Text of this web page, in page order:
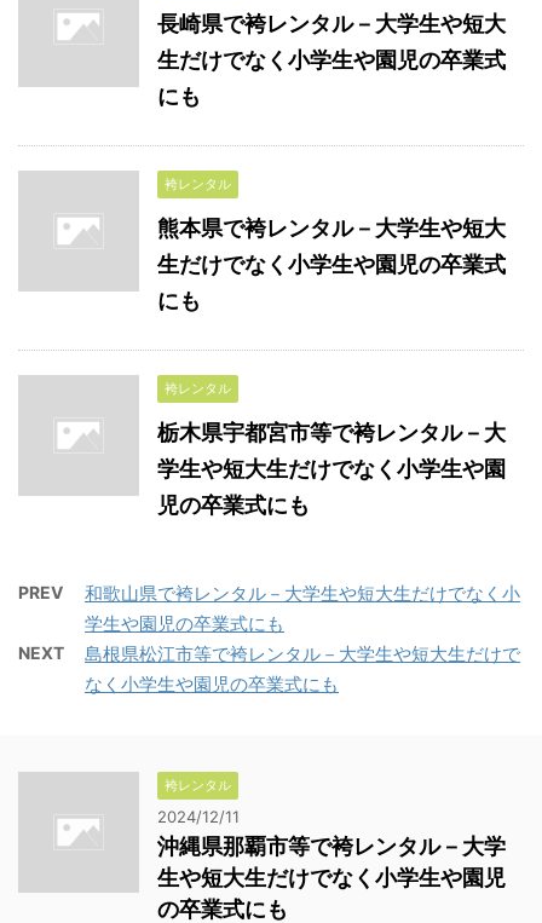
長崎県で袴レンタル－大学生や短大
生だけでなく小学生や園児の卒業式
にも
袴レンタル
熊本県で袴レンタル－大学生や短大
生だけでなく小学生や園児の卒業式
にも
袴レンタル
栃木県宇都宮市等で袴レンタル－大
学生や短大生だけでなく小学生や園
児の卒業式にも
PREV
和歌山県で袴レンタル－大学生や短大生だけでなく小
学生や園児の卒業式にも
NEXT
島根県松江市等で袴レンタル－大学生や短大生だけで
なく小学生や園児の卒業式にも
袴レンタル
2024/12/11
沖縄県那覇市等で袴レンタル－大学
生や短大生だけでなく小学生や園児
の卒業式にも